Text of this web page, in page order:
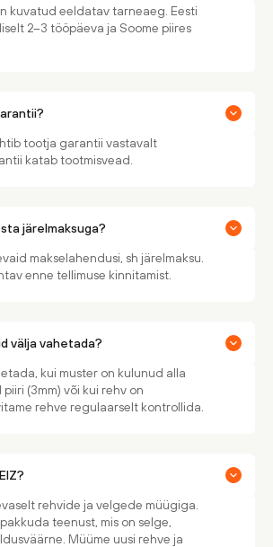
kuvatud eeldatav tarneaeg. Eesti
2–3 tööpäeva ja Soome piires
tootja garantii vastavalt
katab tootmisvead.
järelmaksuga?
makselahendusi, sh järelmaksu.
enne tellimuse kinnitamist.
välja vahetada?
kui muster on kulunud alla
(3mm) või kui rehv on
rehve regulaarselt kontrollida.
rehvide ja velgede müügiga.
teenust, mis on selge,
Müüme uusi rehve ja